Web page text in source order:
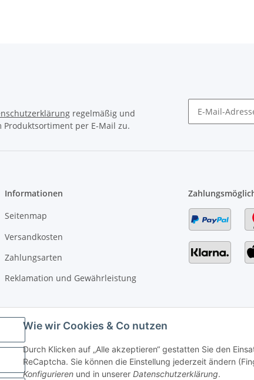
Wie wir Cookies & Co nutzen
Durch Klicken auf „Alle akzeptieren“ gestatten Sie den
ReCaptcha. Sie können die Einstellung jederzeit ändern
Konfigurieren und in unserer Datenschutzerklärung.
regelmäßig und
per E-Mail zu.
Informationen
Seitenmap
Versandkosten
Zahlungsarten
Reklamation und Gewährleistung